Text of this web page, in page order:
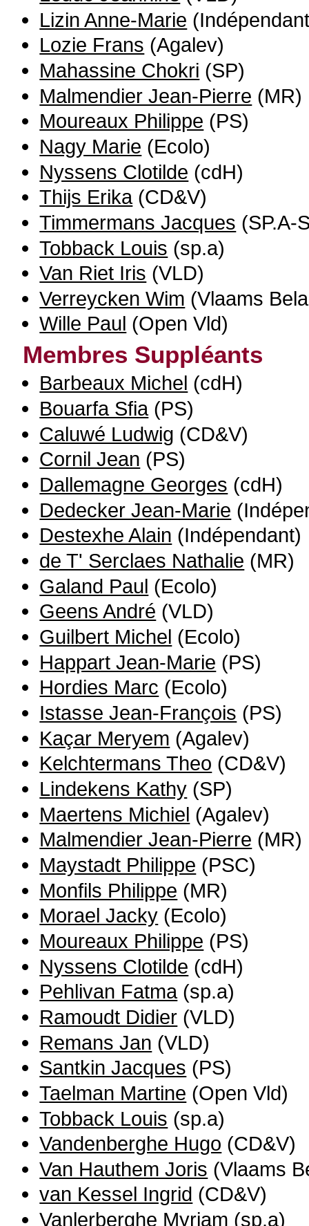
Lizin Anne-Marie
Lozie Frans (Agalev)
Mahassine Chokri (SP)
Malmendier Jean-Pierre (MR)
Moureaux Philippe (PS)
Nagy Marie (Ecolo)
Nyssens Clotilde (cdH)
Thijs Erika(CD&V)
Timmermans Jacques (SP.A-
Tobback Louis (sp.a)
Van Riet Iris (VLD)
Verreycken Wim (Vlaams
Wille Paul (Open Vld)
Membres Suppléants
Barbeaux Michel (cdH)
Bouarfa Sfia(PS)
Caluwé Ludwig (CD&V)
Cornil Jean (PS)
Dallemagne Georges (cdH)
Dedecker Jean-Marie
Destexhe Alain (Indépendant)
de T' Serclaes Nathalie (MR)
Galand Paul (Ecolo)
Geens André (VLD)
Guilbert Michel (Ecolo)
Happart Jean-Marie (PS)
Hordies Marc (Ecolo)
Istasse Jean-François (PS)
Kaçar Meryem (Agalev)
Kelchtermans Theo (CD&V)
Lindekens Kathy (SP)
Maertens Michiel (Agalev)
Malmendier Jean-Pierre (MR)
Maystadt Philippe (PSC)
Monfils Philippe (MR)
Morael Jacky (Ecolo)
Moureaux Philippe (PS)
Nyssens Clotilde (cdH)
Pehlivan Fatma(sp.a)
Ramoudt Didier (VLD)
Remans Jan (VLD)
Santkin Jacques (PS)
Taelman Martine (Open Vld)
Tobback Louis (sp.a)
Vandenberghe Hugo (CD&V)
Van Hauthem Joris (Vlaams
van Kessel Ingrid (CD&V)
Vanlerberghe Myriam (sp.a)